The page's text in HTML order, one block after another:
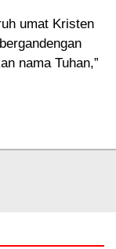
umat Kristen
nama Tuhan,”